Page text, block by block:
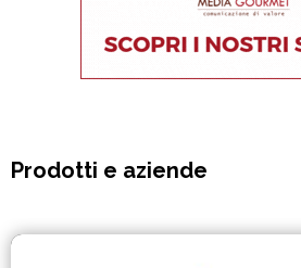
Prodotti e aziende